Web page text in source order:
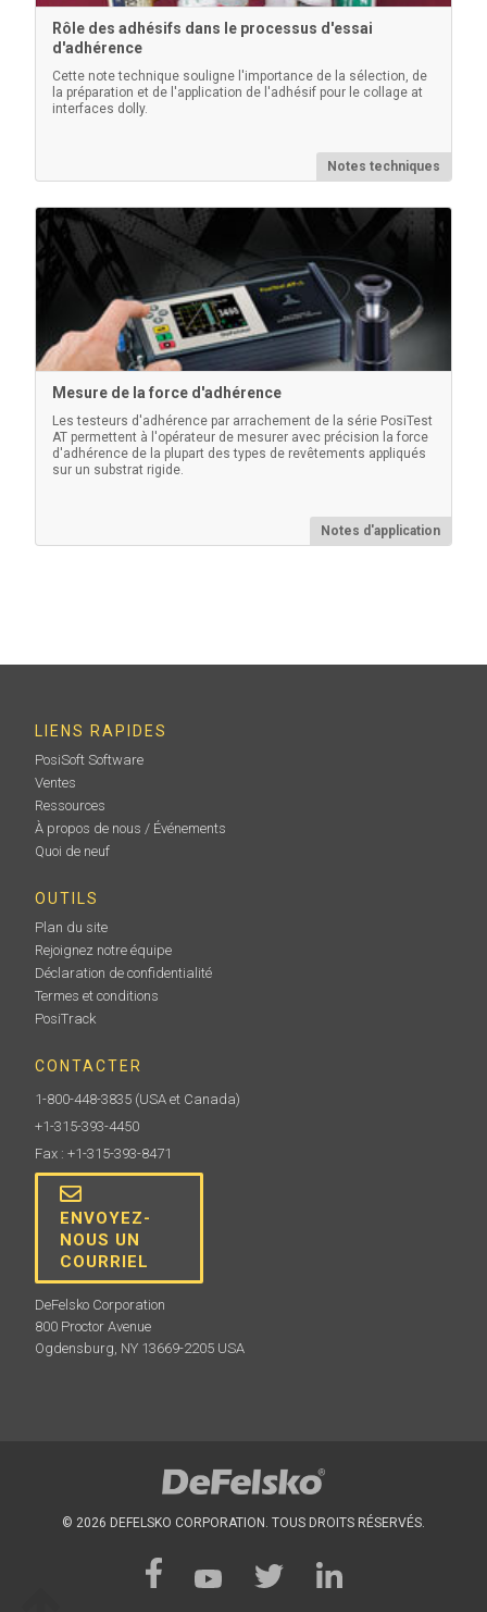
Rôle des adhésifs dans le processus d'essai
d'adhérence
Cette note technique souligne l'importance de la sélection, de
la préparation et de l'application de l'adhésif pour le collage at
interfaces dolly.
Notes techniques
Mesure de la force d'adhérence
Les testeurs d'adhérence par arrachement de la série PosiTest
AT permettent à l'opérateur de mesurer avec précision la force
d'adhérence de la plupart des types de revêtements appliqués
sur un substrat rigide.
Notes d'application
LIENS RAPIDES
PosiSoft Software
Ventes
Ressources
À propos de nous / Événements
Quoi de neuf
OUTILS
Plan du site
Rejoignez notre équipe
Déclaration de confidentialité
Termes et conditions
PosiTrack
CONTACTER
1-800-448-3835 (USA et Canada)
+1-315-393-4450
Fax : +1-315-393-8471
ENVOYEZ-
NOUS UN
COURRIEL
DeFelsko Corporation
800 Proctor Avenue
Ogdensburg, NY 13669-2205 USA
© 2026 DEFELSKO CORPORATION. TOUS DROITS RÉSERVÉS.